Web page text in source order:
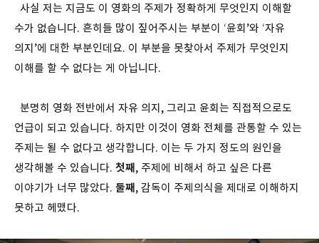
사실 저는 지금도 이 영화의 주제가 정확하게 무엇인지 이해할
수가 없습니다. 흔히들 많이 짚어주시는 부분이 ‘윤회’와 ‘자유
의지’에 대한 부분인데요. 이 부분을 못찾아서 주제가 무엇인지
이해를 할 수 없다는 게 아닙니다.
분명히 영화 전반에서 자유 의지, 그리고 윤회는 직접적으로도
언급이 되고 있습니다. 하지만 이것이 영화 전체를 관통할 수 있는
주제는 될 수 없다고 생각합니다. 이는 두 가지 정도의 원인을
생각해볼 수 있습니다. 첫째, 주제에 비해서 하고 싶은 다른
이야기가 너무 많았다. 둘째, 감독이 주제의식을 제대로 이해하지
못하고 헤맸다.